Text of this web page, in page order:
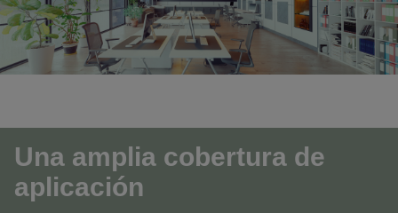
Una amplia cobertura de
aplicación